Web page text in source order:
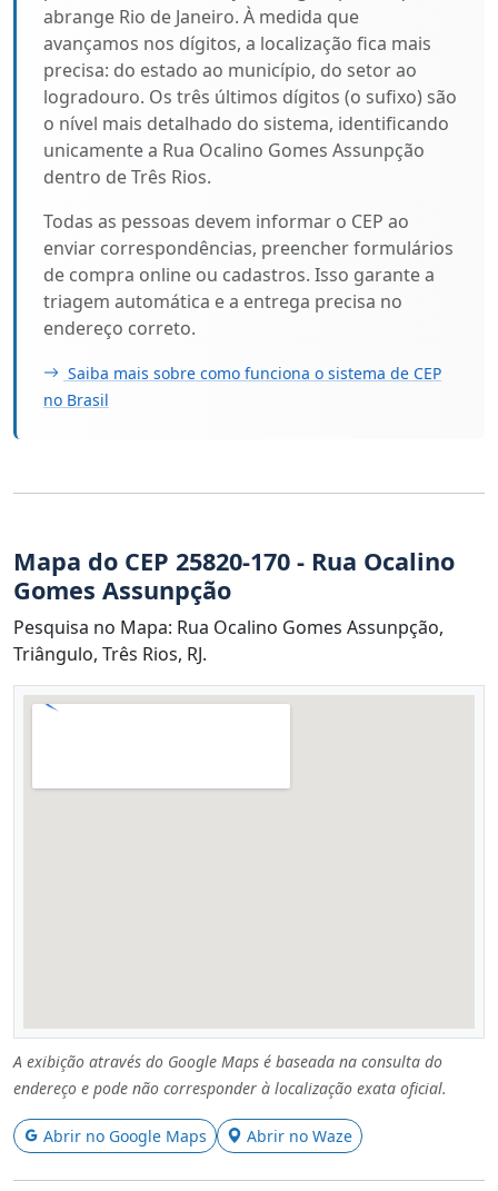
abrange Rio de Janeiro. À medida que
avançamos nos dígitos, a localização fica mais
precisa: do estado ao município, do setor ao
logradouro. Os três últimos dígitos (o sufixo) são
o nível mais detalhado do sistema, identificando
unicamente a Rua Ocalino Gomes Assunpção
dentro de Três Rios.
Todas as pessoas devem informar o CEP ao
enviar correspondências, preencher formulários
de compra online ou cadastros. Isso garante a
triagem automática e a entrega precisa no
endereço correto.
Saiba mais sobre como funciona o sistema de CEP
no Brasil
Mapa do CEP 25820-170 - Rua Ocalino
Gomes Assunpção
Pesquisa no Mapa: Rua Ocalino Gomes Assunpção,
Triângulo, Três Rios, RJ.
A exibição através do Google Maps é baseada na consulta do
endereço e pode não corresponder à localização exata oficial.
Abrir no Google Maps Abrir no Waze